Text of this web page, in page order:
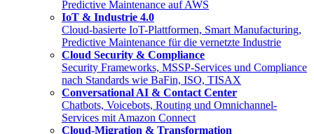
Predictive Maintenance auf AWS
IoT & Industrie 4.0
Cloud-basierte IoT-Plattformen, Smart Manufacturing,
Predictive Maintenance für die vernetzte Industrie
Cloud Security & Compliance
Security Frameworks, MSSP-Services und Compliance
nach Standards wie BaFin, ISO, TISAX
Conversational AI & Contact Center
Chatbots, Voicebots, Routing und Omnichannel-
Services mit Amazon Connect
Cloud-Migration & Transformation